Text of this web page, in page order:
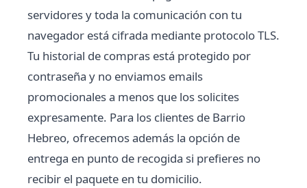
servidores y toda la comunicación con tu
navegador está cifrada mediante protocolo TLS.
Tu historial de compras está protegido por
contraseña y no enviamos emails
promocionales a menos que los solicites
expresamente. Para los clientes de Barrio
Hebreo, ofrecemos además la opción de
entrega en punto de recogida si prefieres no
recibir el paquete en tu domicilio.